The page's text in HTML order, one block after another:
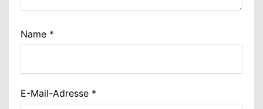
Name *
E-Mail-Adresse *